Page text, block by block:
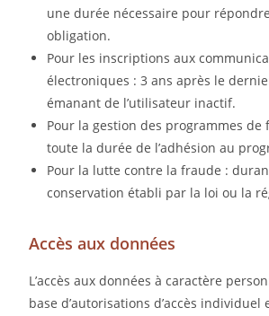
une durée nécessaire pour
obligation.
Pour les inscriptions aux
électroniques : 3 ans après le
émanant de l’utilisateur inactif.
Pour la gestion des programmes
toute la durée de l’adhésion au
Pour la lutte contre la fraude :
conservation établi par la loi ou la
Accès aux données
L’accès aux données à caractère
base d’autorisations d’accès individuel